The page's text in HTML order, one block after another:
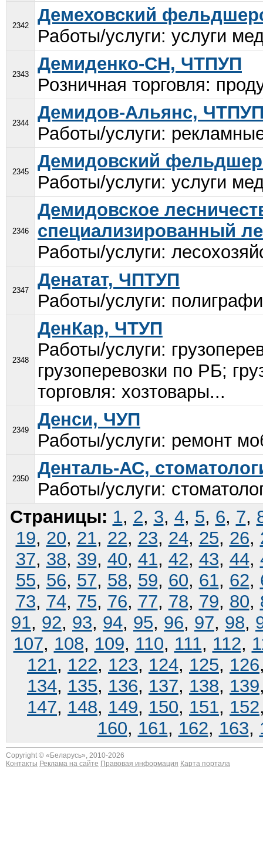
2342
Демеховский
Работы/услуги: услуги
2343
Демиденко-СН, ЧТПУП
Розничная торговля:
2344
Демидов-Альянс,
Работы/услуги:
2345
Демидовский
Работы/услуги: услуги
2346
Демидовское
специализированный
Работы/услуги:
2347
Денатат, ЧПТУП
Работы/услуги:
2348
ДенКар, ЧТУП
Работы/услуги:
грузоперевозки по РБ;
торговля: хозтовары...
2349
Денси, ЧУП
Работы/услуги: ремонт
2350
Денталь-АС,
Работы/услуги:
Страницы: 1, 2, 3, 4, 5, 6, 7,
19, 20, 21, 22, 23, 24, 25, 26,
37, 38, 39, 40, 41, 42, 43, 44,
55, 56, 57, 58, 59, 60, 61, 62,
73, 74, 75, 76, 77, 78, 79, 80,
91, 92, 93, 94, 95, 96, 97, 98,
107, 108, 109, 110, 111, 112,
121, 122, 123, 124, 125, 126
134, 135, 136, 137, 138, 139
147, 148, 149, 150, 151, 152
160, 161, 162, 163,
Copyright © « Беларусь», 2010-2026
Контакты Реклама на сайте Правовая информация Карта портала